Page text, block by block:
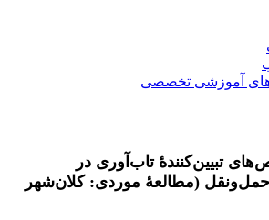
آموزشی تخصصی
تبیین‌کنندۀ تاب‌آوری در
(مطالعۀ موردی: کلان‌شهر